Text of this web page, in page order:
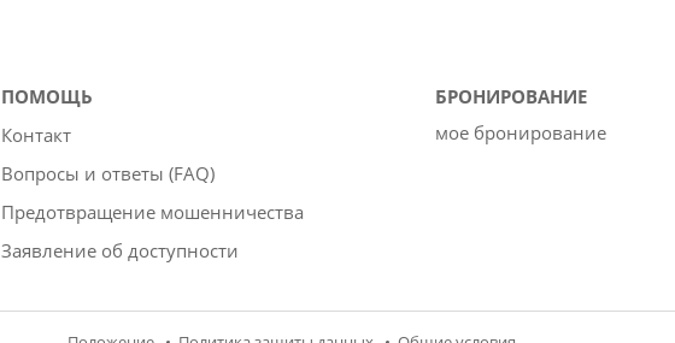
ПОМОЩЬ
Контакт
Вопросы и ответы (FAQ)
Предотвращение мошенничества
Заявление об доступности
БРОНИРОВАНИЕ
мое бронирование